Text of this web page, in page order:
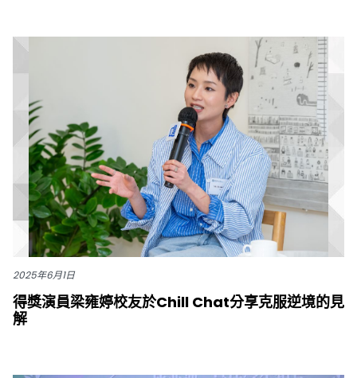
2025年6月1日
得獎演員梁雍婷校友於Chill Chat分享克服逆境的見
解